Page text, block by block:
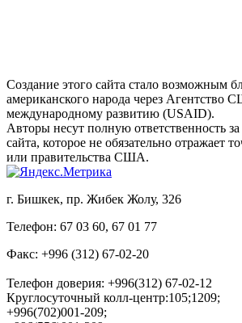
Создание этого сайта стало возможным
американского народа через Агентство
международному развитию (USAID).
Авторы несут полную ответственность
сайта, которое не обязательно отражает
или правительства США.
​г. Бишкек, пр. Жибек Жолу, 326
Телефон: 67 03 60, 67 01 77
Факс: +996 (312) 67-02-20
Телефон доверия: +996(312) 67-02-12
Круглосуточный колл-центр:105;1209;
+996(702)001-209;